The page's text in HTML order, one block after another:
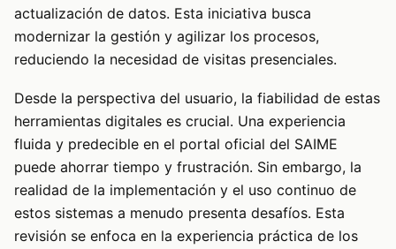
actualización de datos. Esta iniciativa busca
modernizar la gestión y agilizar los procesos,
reduciendo la necesidad de visitas presenciales.
Desde la perspectiva del usuario, la fiabilidad de estas
herramientas digitales es crucial. Una experiencia
fluida y predecible en el portal oficial del SAIME
puede ahorrar tiempo y frustración. Sin embargo, la
realidad de la implementación y el uso continuo de
estos sistemas a menudo presenta desafíos. Esta
revisión se enfoca en la experiencia práctica de los